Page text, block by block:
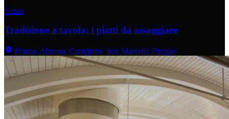
Gusto
Tradizione a tavola: i piatti da assaggiare
Pistoia, Abetone Cutigliano, San Marcello Piteglio